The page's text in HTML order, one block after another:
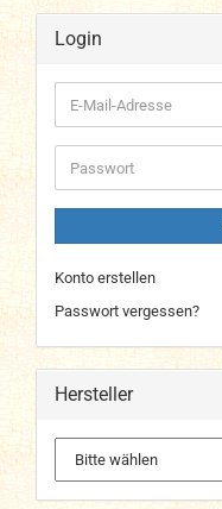
Login
E-
Mail-
Adresse
Passwort
Konto erstellen
Passwort vergessen?
Hersteller